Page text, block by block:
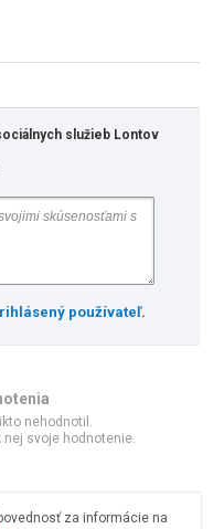
služieb Lontov
používateľ.
nehodnotil.
nej svoje hodnotenie.
za informácie na